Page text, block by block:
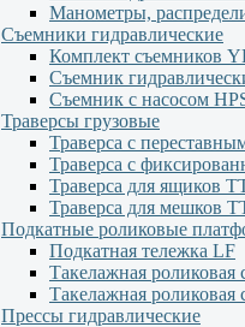
Манометры,
Съемники гидравлические
Комплект съемников
Съемник
Съемник с насосом
Траверсы грузовые
Траверса с
Траверса с
Траверса для ящиков
Траверса для мешков
Подкатные роликовые
Подкатная тележка LF
Такелажная роликовая
Такелажная роликовая
Прессы гидравлические